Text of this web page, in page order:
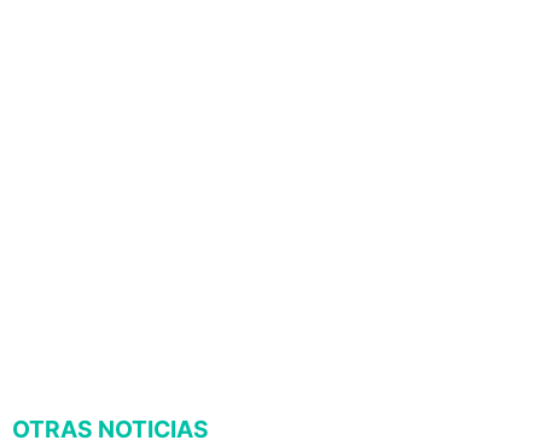
OTRAS NOTICIAS